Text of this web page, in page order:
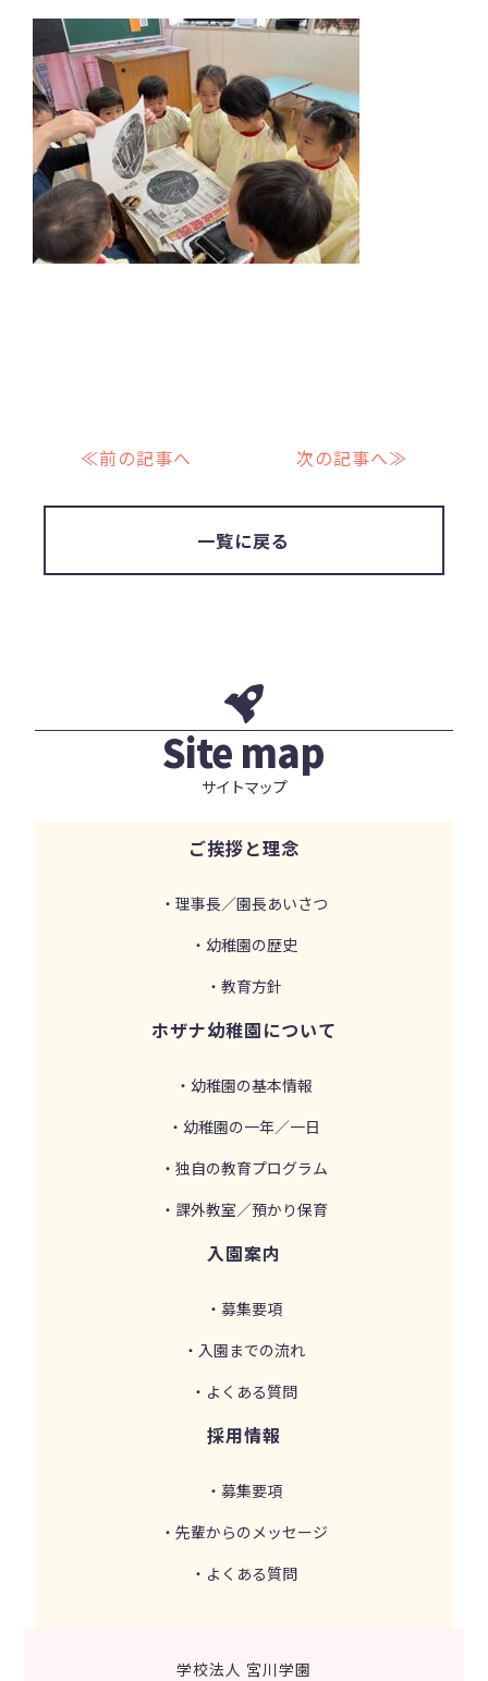
≪前の記事へ 次の記事へ≫
一覧に戻る
Site map
サイトマップ
ご挨拶と理念
・理事長／園長あいさつ
・幼稚園の歴史
・教育方針
ホザナ幼稚園について
・幼稚園の基本情報
・幼稚園の一年／一日
・独自の教育プログラム
・課外教室／預かり保育
入園案内
・募集要項
・入園までの流れ
・よくある質問
採用情報
・募集要項
・先輩からのメッセージ
・よくある質問
学校法人 宮川学園